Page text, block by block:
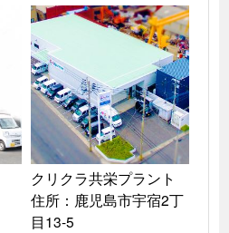
クリクラ共栄プラント
住所：鹿児島市宇宿2丁